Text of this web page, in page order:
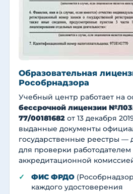
Образовательная
Рособрнадзора
Учебный центр работает на
бессрочной лицензии
77/00181682 от 13 декабря
выданные документы
государственные реестры —
для проверки работодателем
аккредитационной
ФИС ФРДО
каждого удостоверения